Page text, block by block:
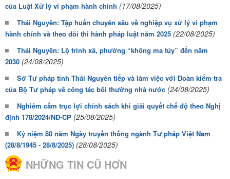
của Luật Xử lý vi phạm hành chính (17/08/2025)
Thái Nguyên: Tập huấn chuyên sâu về nghiệp vụ xử lý vi phạm
hành chính và theo dõi thi hành pháp luật năm 2025 (22/08/2025)
Thái Nguyên: Lộ trình xã, phường “không ma túy” đến năm
2030 (24/08/2025)
Sở Tư pháp tỉnh Thái Nguyên tiếp và làm việc với Đoàn kiểm tra
của Bộ Tư pháp về công tác bồi thường nhà nước (24/08/2025)
Nghiêm cấm trục lợi chính sách khi giải quyết chế độ theo Nghị
định 178/2024/NĐ-CP (25/08/2025)
Kỷ niệm 80 năm Ngày truyền thống ngành Tư pháp Việt Nam
(28/8/1945 - 28/8/2025) (28/08/2025)
NHỮNG TIN CŨ HƠN